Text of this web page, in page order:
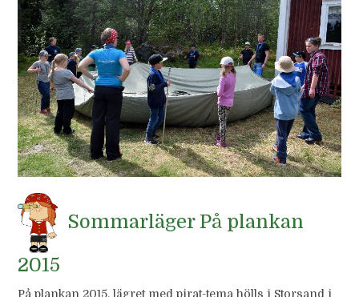
Sommarläger På plankan
2015
På plankan 2015, lägret med pirat-tema hölls i Storsand i